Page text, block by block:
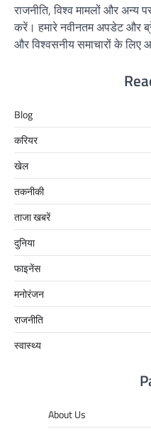
राजनीति, विश्व मामलों और अन्य
करें। हमारे नवीनतम अपडेट और
और विश्वसनीय समाचारों के लिए
Blog
करियर
खेल
तकनीकी
ताजा खबरें
दुनिया
फाइनेंस
मनोरंजन
राजनीति
स्वास्थ्य
About Us